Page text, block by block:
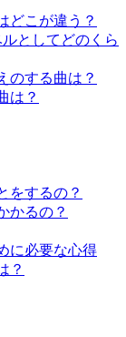
どこが違う？
としてどのくら
のする曲は？
は？
をするの？
かるの？
に必要な心得
？